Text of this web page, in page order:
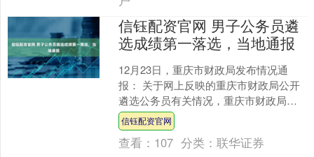
信钰配资官网 男子公务员遴
选成绩第一落选，当地通报
12月23日，重庆市财政局发布情况通
报： 关于网上反映的重庆市财政局公开
遴选公务员有关情况，重庆市财政局高
度重视，现将有关情况通报如下。 按照
2025年度重庆市....
信钰配资官网
查看： 107 分类：联华证券